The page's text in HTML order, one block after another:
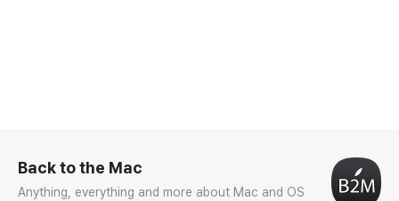
Back to the Mac
Anything, everything and more about Mac and OS